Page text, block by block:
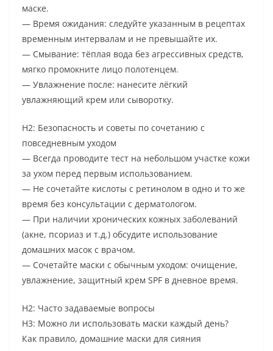
маске.
— Время ожидания: следуйте указанным в рецептах
временным интервалам и не превышайте их.
— Смывание: тёплая вода без агрессивных средств,
мягко промокните лицо полотенцем.
— Увлажнение после: нанесите лёгкий
увлажняющий крем или сыворотку.
H2: Безопасность и советы по сочетанию с
повседневным уходом
— Всегда проводите тест на небольшом участке кожи
за ухом перед первым использованием.
— Не сочетайте кислоты с ретинолом в одно и то же
время без консультации с дерматологом.
— При наличии хронических кожных заболеваний
(акне, псориаз и т.д.) обсудите использование
домашних масок с врачом.
— Сочетайте маски с обычным уходом: очищение,
увлажнение, защитный крем SPF в дневное время.
H2: Часто задаваемые вопросы
H3: Можно ли использовать маски каждый день?
Как правило, домашние маски для сияния